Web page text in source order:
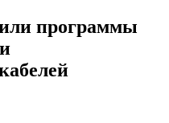
программы